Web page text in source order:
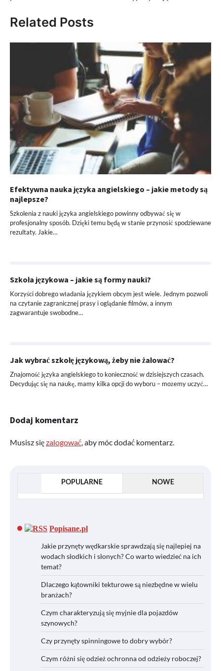
Related Posts
Efektywna nauka języka angielskiego – jakie metody są
najlepsze?
Szkolenia z nauki języka angielskiego powinny odbywać się w
profesjonalny sposób. Dzięki temu będą w stanie przynosić spodziewane
rezultaty. Jakie…
Szkoła językowa – jakie są formy nauki?
Korzyści dobrego władania językiem obcym jest wiele. Jednym pozwoli
na czytanie zagranicznej prasy i oglądanie filmów, a innym
zagwarantuje swobodne…
Jak wybrać szkołę językową, żeby nie żałować?
Znajomość języka angielskiego to konieczność w dzisiejszych czasach.
Decydując się na naukę, mamy kilka opcji do wyboru – możemy uczyć…
Dodaj komentarz
Musisz sięzalogować, aby móc dodać komentarz.
POPULARNE NOWE
Popisane.pl
Jakie przynęty wędkarskie sprawdzają się najlepiej na
wodach słodkich i słonych? Co warto wiedzieć na ich
temat?
Dlaczego kątowniki tekturowe są niezbędne w wielu
branżach?
Czym charakteryzują się myjnie dla pojazdów
szynowych?
Czy przynęty spinningowe to dobry wybór?
Czym różni się odzież ochronna od odzieży roboczej?